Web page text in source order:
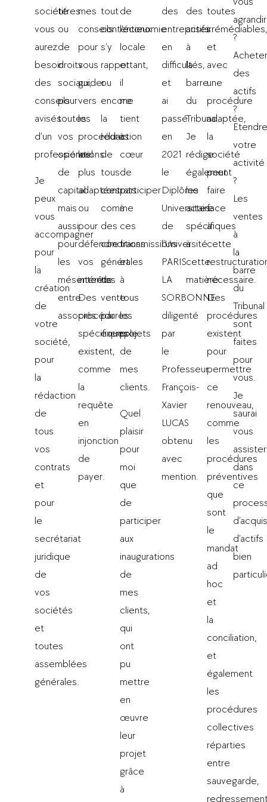
société
vous
aurez
besoin
des
conseils
avisés
d’un
professionnel.
Je
peux
vous
accompagner
pour
la
création
de
votre
société,
pour
la
rédaction
de
tous
vos
contrats
et
pour
le
secrétariat
juridique
de
vos
sociétés
et
toutes
assemblées
générales.
titres
ou
de
droits
sociaux,
pour
toutes
vos
opérations
de
capital
mais
aussi
pour
les
mésententes
entre
associés.
mes
conseils
pour
vous
guider
vers
les
procédures
les
plus
adaptées
ou
pour
défendre
vos
intérêts.
Des
procédures
spécifiques
existent,
comme
la
requête
en
injonction
de
payer.
tout
contentieux
s’y
rapportant,
ou
encore
la
rédaction
de
tous
contrats
comme
des
conditions
générales
de
vente
par
exemple.
de
l’économie
locale
et
il
me
tient
à
cœur
de
participer
à
ces
transmissions
et
à
tous
les
projets
de
mes
clients.
Quel
plaisir
pour
moi
que
de
participer
aux
inaugurations
de
mes
clients,
qui
ont
pu
mettre
en
œuvre
leur
projet
grâce
à
des
entreprises
en
difficultés,
et
ai
passé
en
2021
le
Diplôme
Universitaire
de
l’Université
PARIS
LA
SORBONNE
diligenté
par
le
Professeur
François-
Xavier
LUCAS
obtenu
avec
mention.
des
actifs
à
la
barre
du
Tribunal.
Je
rédige
également
les
actes
spécifiques
à
cette
matière.
toutes
irrémédiables,
et
avec
une
procédure
adaptée,
la
société
peut
faire
face
à
cette
nécessaire.
Des
procédures
existent
pour
permettre
ce
renouveau,
comme
les
procédures
préventives
que
sont
le
mandat
ad
hoc
et
la
conciliation,
et
également
les
procédures
collectives
réparties
entre
sauvegarde,
agrandir
?
Acheter
des
actifs
?
Etendre
votre
activité
?
Les
ventes
à
la
barre
du
Tribunal
sont
faites
pour
vous.
Je
saurai
vous
assister
dans
ce
d’actifs
bien